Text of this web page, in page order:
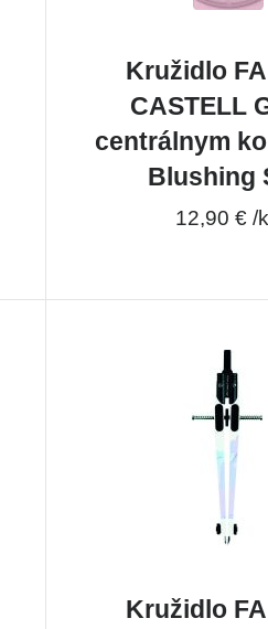
Kružidlo
CASTELL
centrálnym
Blushing
12,90 € /
Kružidlo